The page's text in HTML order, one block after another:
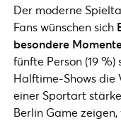
Der moderne
Fans wünschen sich
besondere
fünfte Person (19
Halftime-Shows die
einer Sportart
Berlin Game